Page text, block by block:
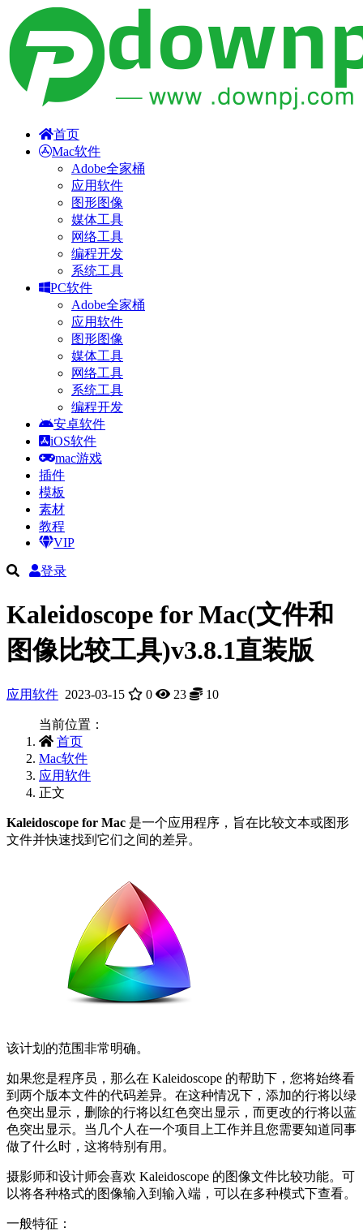
首页
Mac软件
Adobe全家桶
应用软件
图形图像
媒体工具
网络工具
编程开发
系统工具
PC软件
Adobe全家桶
应用软件
图形图像
媒体工具
网络工具
系统工具
编程开发
安卓软件
iOS软件
mac游戏
插件
模板
素材
教程
VIP
登录
Kaleidoscope for Mac(文件和
图像比较工具)v3.8.1直装版
应用软件 2023-03-15 0 23 10
当前位置：
首页
Mac软件
应用软件
正文
Kaleidoscope for Mac 是一个应用程序，旨在比较文本或图形
文件并快速找到它们之间的差异。
该计划的范围非常明确。
如果您是程序员，那么在 Kaleidoscope 的帮助下，您将始终看
到两个版本文件的代码差异。在这种情况下，添加的行将以绿
色突出显示，删除的行将以红色突出显示，而更改的行将以蓝
色突出显示。当几个人在一个项目上工作并且您需要知道同事
做了什么时，这将特别有用。
摄影师和设计师会喜欢 Kaleidoscope 的图像文件比较功能。可
以将各种格式的图像输入到输入端，可以在多种模式下查看。
一般特征：